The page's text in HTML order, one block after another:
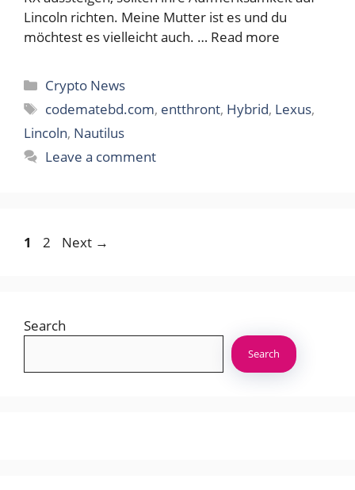
Lincoln richten. Meine Mutter ist es und du
möchtest es vielleicht auch. … Read more
Categories
Crypto News
Tags
codematebd.com, entthront, Hybrid, Lexus,
Lincoln, Nautilus
Leave a comment
Page
1 Page
2 Next →
Search
Search